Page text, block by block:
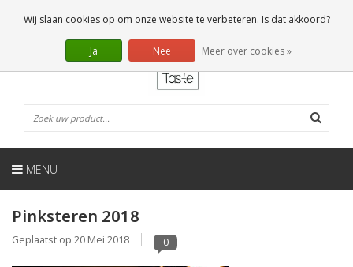
0 Artikelen
NL
MENU
Pinksteren 2018
Geplaatst op 20 Mei 2018 0
Wij slaan cookies op om onze website te verbeteren. Is dat akkoord?
Ja Nee Meer over cookies »